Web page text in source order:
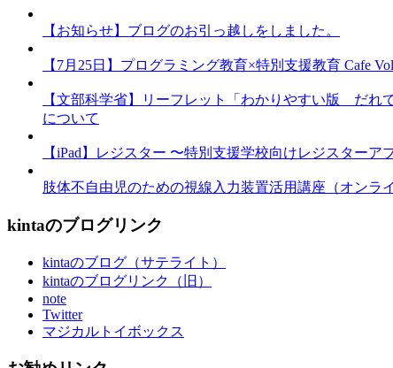
【お知らせ】ブログのお引っ越しをしました。
【7月25日】プログラミング教育×特別支援教育 Cafe
【文部科学省】リーフレット「わかりやすい版 だれ
について
【iPad】レジスター 〜特別支援学校向けレジスターア
肢体不自由児のための視線入力装置活用講座（オンラ
kintaのブログリンク
kintaのブログ（サテライト）
kintaのブログリンク（旧）
note
Twitter
マジカルトイボックス